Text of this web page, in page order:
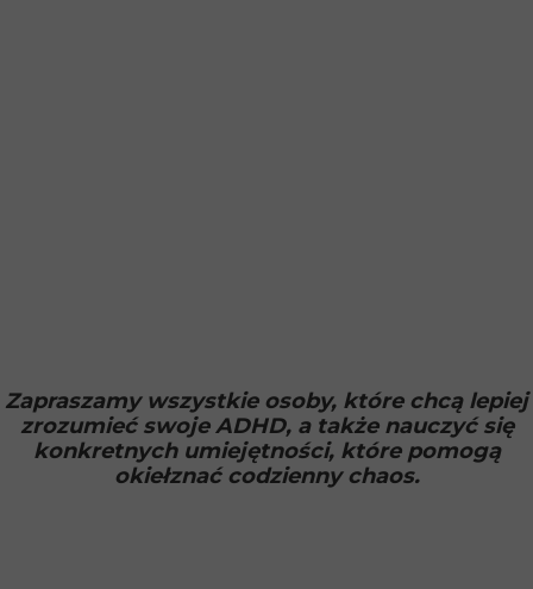
Zapraszamy wszystkie osoby, które chcą lepiej
zrozumieć swoje ADHD, a także nauczyć się
konkretnych umiejętności, które pomogą
okiełznać codzienny chaos.